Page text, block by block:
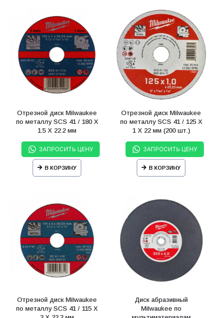
Отрезной диск Milwaukee
по металлу SCS 41 / 180 X
1.5 X 22.2 мм
ЗАПРОСИТЬ ЦЕНУ
В КОРЗИНУ
Отрезной диск Milwaukee
по металлу SCS 41 / 125 X
1 X 22 мм (200 шт.)
ЗАПРОСИТЬ ЦЕНУ
В КОРЗИНУ
Отрезной диск Milwaukee
по металлу SCS 41 / 115 X
Диск абразивный
Milwaukee по